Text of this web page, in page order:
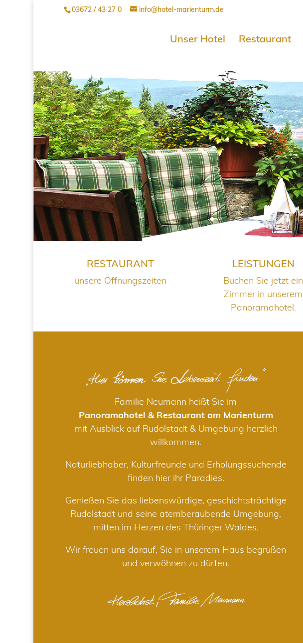
03672 / 43 27 0 info@hotel-marienturm.de
Unser Hotel Restaurant
RESTAURANT
unsere Öffnungszeiten
LEISTUNGEN
Buchen Sie jetzt ein
Zimmer in unserem
Panoramahotel.
Familie Neumann heißt Sie im
Panoramahotel & Restaurant am Marienturm
mit Ausblick auf Rudolstadt & Umgebung herzlich
willkommen.
Naturliebhaber, Kulturfreunde und Erholungssuchende
finden hier ihr Paradies.
Genießen Sie das liebenswürdige, geschichtsträchtige
Rudolstadt und seine atemberaubende Umgebung,
mitten im Herzen des Thüringer Waldes.
Wir freuen uns darauf, Sie in unserem Haus begrüßen
und verwöhnen zu dürfen.